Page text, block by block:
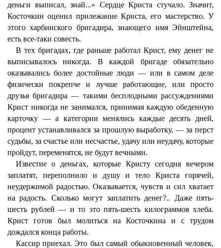
деньги выписал, знай...» Сердце Криста стучало. Значит,
Косточкин оценил прилежание Криста, его мастерство. У
этого харбинского бригадира, знающего имя Эйнштейна,
есть все-таки совесть.
В тех бригадах, где раньше работал Крист, ему денег не
выписывалось никогда. В каждой бригаде обязательно
оказывались более достойные люди — или в самом деле
физически покрепче и лучше работающие, или просто
друзья бригадира — такими бесплодными рассуждениями
Крист никогда не занимался, принимая каждую обеденную
карточку — а категории менялись каждые десять дней,
процент устанавливался за прошлую выработку, — за перст
судьбы, за счастье или несчастье, удачу или неудачу, которые
пройдут, переменятся, не будут вечными.
Известие о деньгах, которые Кристу сегодня вечером
заплатят, переполнило и душу и тело Криста горячей,
неудержимой радостью. Оказывается, чувств и сил хватает
на радость. Сколько могут заплатить денег?.. Даже пять-
шесть рублей — и то это пять-шесть килограммов хлеба.
Крист готов был молиться на Косточкина и с трудом
дождался конца работы.
Кассир приехал. Это был самый обыкновенный человек,